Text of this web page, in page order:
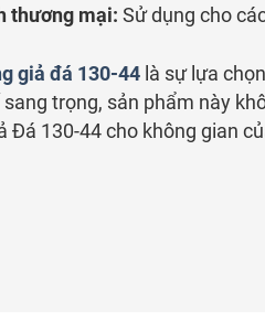
thương mại: Sử dụng cho
giả đá 130-44 là sự lựa
trọng, sản phẩm này
Đá 130-44 cho không gian